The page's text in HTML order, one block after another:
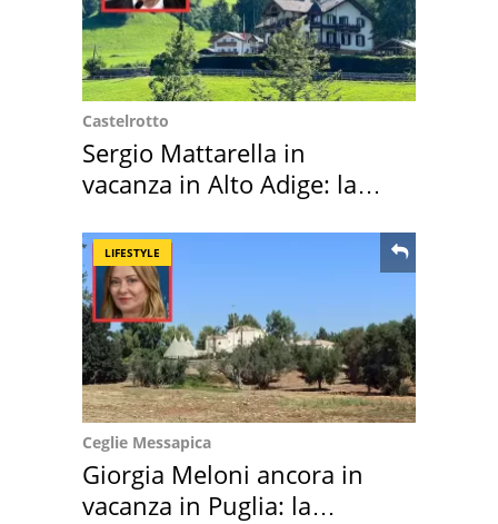
Castelrotto
Sergio Mattarella in
vacanza in Alto Adige: la
LIFESTYLE
Ceglie Messapica
Giorgia Meloni ancora in
vacanza in Puglia: la